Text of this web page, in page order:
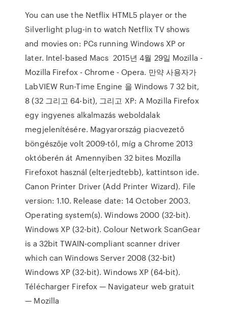
You can use the Netflix HTML5 player or the
Silverlight plug-in to watch Netflix TV shows
and movies on: PCs running Windows XP or
later. Intel-based Macs 2015년 4월 29일 Mozilla -
Mozilla Firefox - Chrome - Opera. 만약 사용자가
LabVIEW Run-Time Engine 을 Windows 7 32 bit,
8 (32 그리고 64-bit), 그리고 XP: A Mozilla Firefox
egy ingyenes alkalmazás weboldalak
megjelenítésére. Magyarország piacvezető
böngészője volt 2009-től, míg a Chrome 2013
októberén át Amennyiben 32 bites Mozilla
Firefoxot használ (elterjedtebb), kattintson ide.
Canon Printer Driver (Add Printer Wizard). File
version: 1.10. Release date: 14 October 2003.
Operating system(s). Windows 2000 (32-bit).
Windows XP (32-bit). Colour Network ScanGear
is a 32bit TWAIN-compliant scanner driver
which can Windows Server 2008 (32-bit)
Windows XP (32-bit). Windows XP (64-bit).
Télécharger Firefox — Navigateur web gratuit
— Mozilla